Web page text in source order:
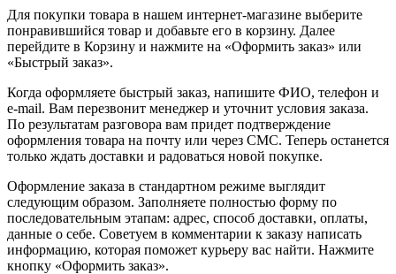
Для покупки товара в нашем интернет-магазине выберите
понравившийся товар и добавьте его в корзину. Далее
перейдите в Корзину и нажмите на «Оформить заказ» или
«Быстрый заказ».
Когда оформляете быстрый заказ, напишите ФИО, телефон и
e-mail. Вам перезвонит менеджер и уточнит условия заказа.
По результатам разговора вам придет подтверждение
оформления товара на почту или через СМС. Теперь останется
только ждать доставки и радоваться новой покупке.
Оформление заказа в стандартном режиме выглядит
следующим образом. Заполняете полностью форму по
последовательным этапам: адрес, способ доставки, оплаты,
данные о себе. Советуем в комментарии к заказу написать
информацию, которая поможет курьеру вас найти. Нажмите
кнопку «Оформить заказ».